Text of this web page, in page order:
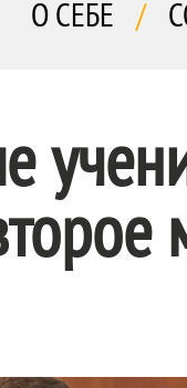
О СЕБЕ /